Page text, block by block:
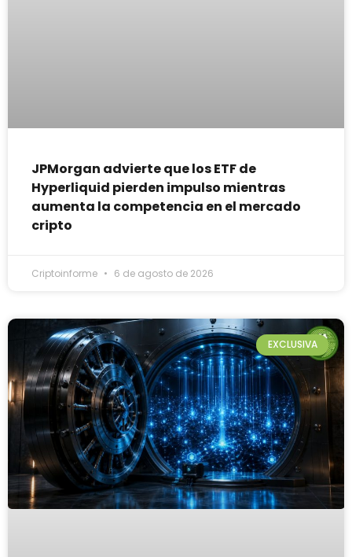
JPMorgan advierte que los ETF de
Hyperliquid pierden impulso mientras
aumenta la competencia en el mercado
cripto
Criptoinforme 6 de agosto de 2026
EXCLUSIVA